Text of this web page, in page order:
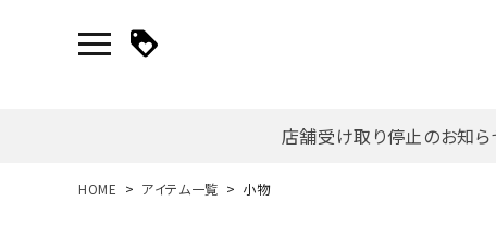
店舗受け取り停止のお知ら
新規会員登録｜ログイン
HOME アイテム一覧 小物